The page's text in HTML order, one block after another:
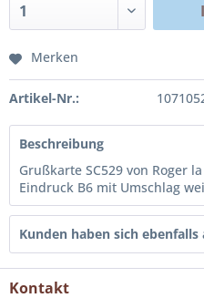
Merken
Artikel-Nr.:
Beschreibung
Grußkarte SC529 von Roger
Eindruck B6 mit Umschlag
Kunden haben sich ebenfalls
Kontakt